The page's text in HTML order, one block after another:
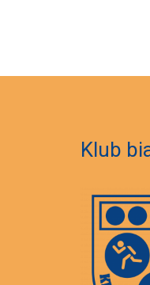
Klub